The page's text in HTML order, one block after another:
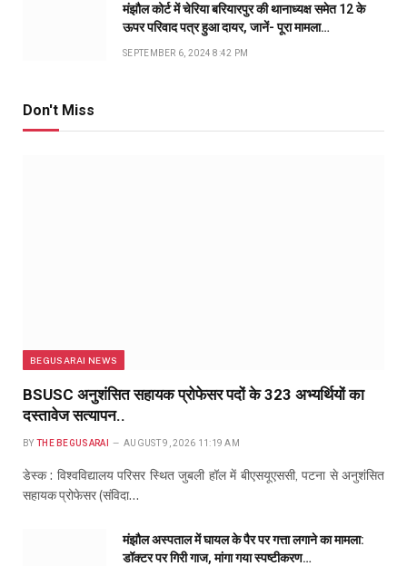
मंझौल कोर्ट में चेरिया बरियारपुर की थानाध्यक्ष समेत 12 के
ऊपर परिवाद पत्र हुआ दायर, जानें- पूरा मामला…
SEPTEMBER 6, 2024 8:42 PM
Don't Miss
BEGUSARAI NEWS
BSUSC अनुशंसित सहायक प्रोफेसर पदों के 323 अभ्यर्थियों का
दस्तावेज सत्यापन..
BY THE BEGUSARAI AUGUST 9, 2026 11:19 AM
डेस्क : विश्वविद्यालय परिसर स्थित जुबली हॉल में बीएसयूएससी, पटना से अनुशंसित
सहायक प्रोफेसर (संविदा…
मंझौल अस्पताल में घायल के पैर पर गत्ता लगाने का मामला:
डॉक्टर पर गिरी गाज, मांगा गया स्पष्टीकरण…